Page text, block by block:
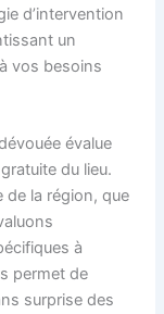
d’intervention
un
vos besoins
évalue
du lieu.
de la région, que
à
permet de
surprise des